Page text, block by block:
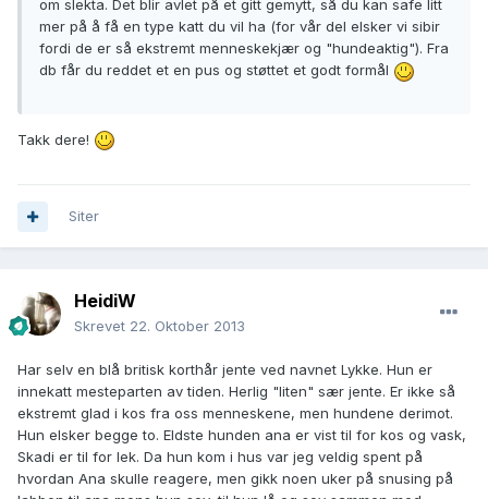
om slekta. Det blir avlet på et gitt gemytt, så du kan safe litt
mer på å få en type katt du vil ha (for vår del elsker vi sibir
fordi de er så ekstremt menneskekjær og "hundeaktig"). Fra
db får du reddet et en pus og støttet et godt formål
Takk dere!
Siter
HeidiW
Skrevet 22. Oktober 2013
Har selv en blå britisk korthår jente ved navnet Lykke. Hun er
innekatt mesteparten av tiden. Herlig "liten" sær jente. Er ikke så
ekstremt glad i kos fra oss menneskene, men hundene derimot.
Hun elsker begge to. Eldste hunden ana er vist til for kos og vask,
Skadi er til for lek. Da hun kom i hus var jeg veldig spent på
hvordan Ana skulle reagere, men gikk noen uker på snusing på